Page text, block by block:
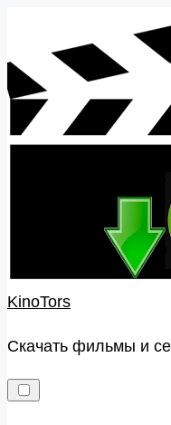
content
KinoTors
Скачать фильмы и